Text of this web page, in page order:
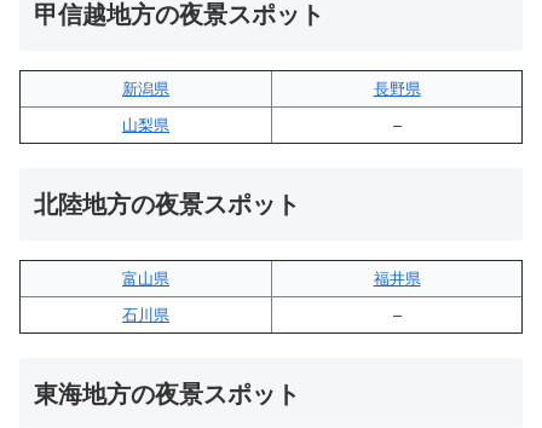
甲信越地方の夜景スポット
新潟県
長野県
山梨県
–
北陸地方の夜景スポット
富山県
福井県
石川県
–
東海地方の夜景スポット